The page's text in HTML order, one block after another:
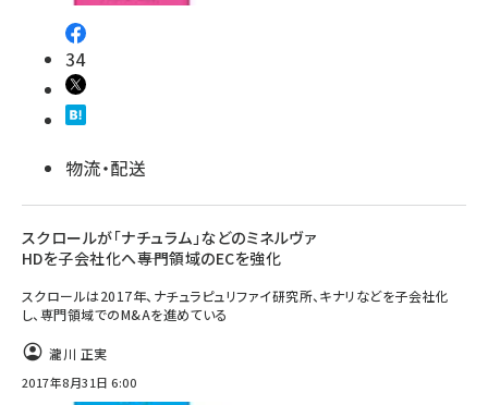
34
物流・配送
スクロールが「ナチュラム」などのミネルヴァ
HDを子会社化へ――専門領域のECを強化
スクロールは2017年、ナチュラピュリファイ研究所、キナリなどを子会社化
し、専門領域でのM&Aを進めている
瀧川 正実
2017年8月31日 6:00